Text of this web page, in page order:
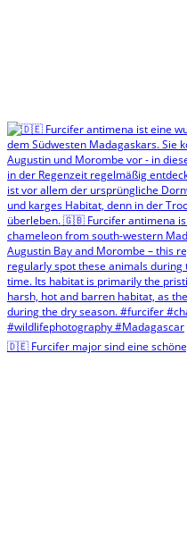
🇩🇪 Furcifer major sind eine